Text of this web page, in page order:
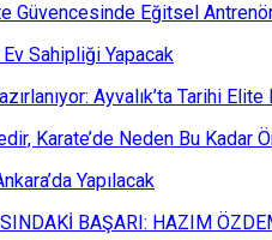
Güvencesinde Eğitsel
Sahipliği Yapacak
Ayvalık’ta Tarihi
Karate’de Neden Bu Kadar
Yapılacak
BAŞARI: HAZIM